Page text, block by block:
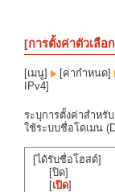
[การตั้งค่าตัวเลือ
[เมนู] [ค่ากำหนด]
IPv4]
ระบุการตั้งค่าสำหรั
ใช้ระบบชื่อโดเมน
[ได้รับชื่อโฮสต์]
[ปิด]
[เปิด]